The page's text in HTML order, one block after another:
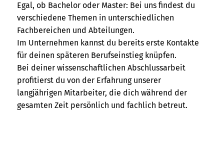
Egal, ob Bachelor oder Master: Bei uns findest du
verschiedene Themen in unterschiedlichen
Fachbereichen und Abteilungen.
Im Unternehmen kannst du bereits erste Kontakte
für deinen späteren Berufseinstieg knüpfen.
Bei deiner wissenschaftlichen Abschlussarbeit
profitierst du von der Erfahrung unserer
langjährigen Mitarbeiter, die dich während der
gesamten Zeit persönlich und fachlich betreut.